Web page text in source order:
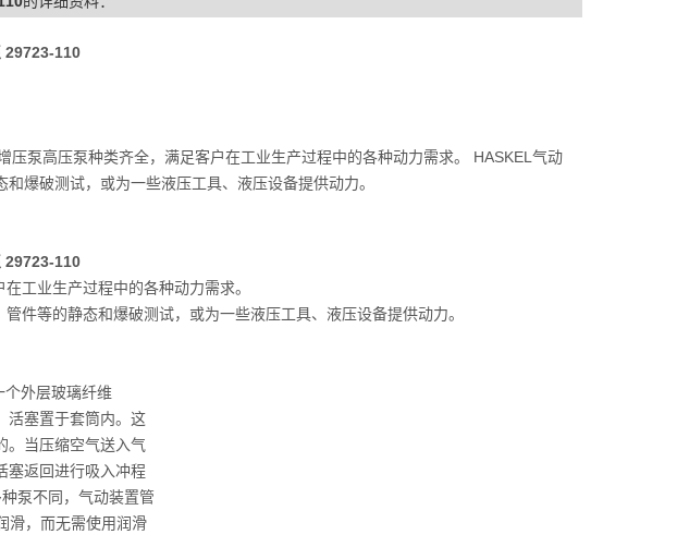
29723-110
压泵高压泵种类齐全，满足客户在工业生产过程中的各种动力需求。 HASKEL气动
爆破测试，或为一些液压工具、液压设备提供动力。
29723-110
工业生产过程中的各种动力需求。
件等的静态和爆破测试，或为一些液压工具、液压设备提供动力。
个外层玻璃纤维
活塞置于套筒内。这
。当压缩空气送入气
塞返回进行吸入冲程
泵不同，气动装置管
滑，而无需使用润滑